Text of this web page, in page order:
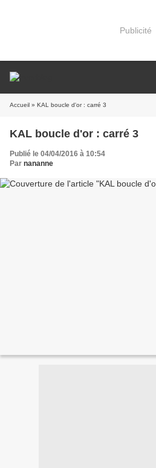
Publicité
Accueil » KAL boucle d'or : carré 3
KAL boucle d'or : carré 3
Publié le 04/04/2016 à 10:54
Par nananne